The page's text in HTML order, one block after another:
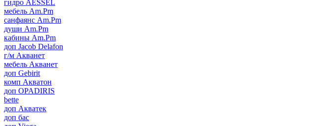
гидро AESSEL
мебель Am.Pm
санфаянс Am.Pm
души Am.Pm
кабины Am.Pm
доп Jacob Delafon
г/м Акванет
мебель Акванет
доп Gebirit
комп Акватон
доп OPADIRIS
bette
доп Акватек
доп бас